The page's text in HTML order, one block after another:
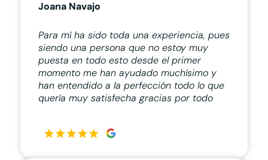
Joana Navajo
Para mí ha sido toda una experiencia, pues
siendo una persona que no estoy muy
puesta en todo esto desde el primer
momento me han ayudado muchísimo y
han entendido a la perfección todo lo que
quería muy satisfecha gracias por todo